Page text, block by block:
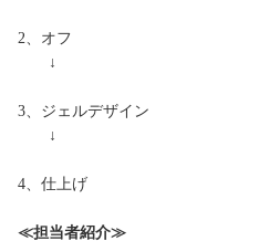
2、オフ
↓
3、ジェルデザイン
↓
4、仕上げ
≪担当者紹介≫